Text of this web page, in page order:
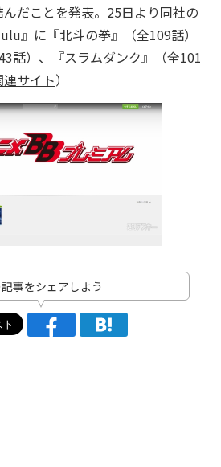
だことを発表。25日より同社の
』に『北斗の拳』（全109話）
話）、『スラムダンク』（全101
連サイト）
事をシェアしよう